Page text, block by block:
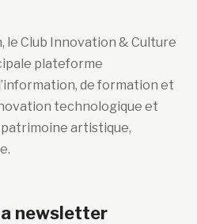
le Club Innovation & Culture
plateforme
de formation et
technologique et
patrimoine artistique,
newsletter